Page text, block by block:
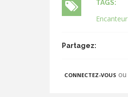
TAGS:
Encanteur
Partagez:
CONNECTEZ-VOUS ou